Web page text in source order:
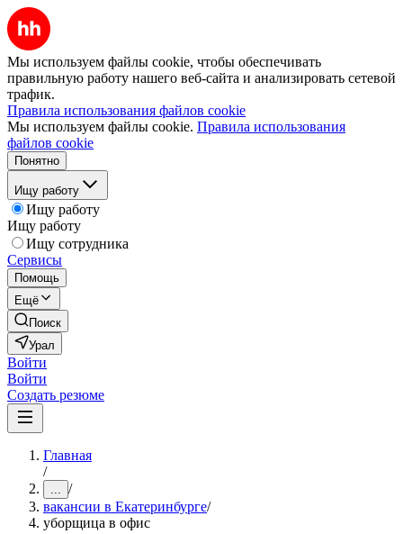
Мы используем файлы cookie, чтобы обеспечивать
правильную работу нашего веб-сайта и анализировать сетевой
трафик.
Правила использования файлов cookie
Мы используем файлы cookie. Правила использования
файлов cookie
Понятно
Ищу работу
Ищу работу
Ищу работу
Ищу сотрудника
Сервисы
Помощь
Ещё
Поиск
Урал
Войти
Войти
Создать резюме
Главная
/
... /
вакансии в Екатеринбурге/
уборщица в офис